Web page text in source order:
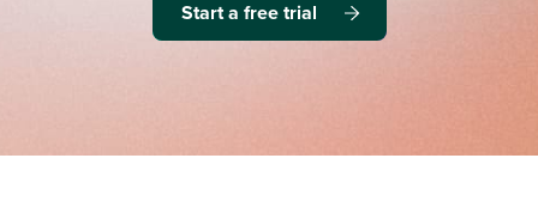
Start a free trial